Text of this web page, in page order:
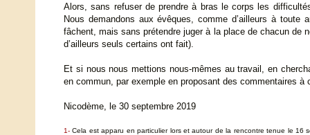
Alors, sans refuser de prendre à bras le corps les
Nous demandons aux évêques, comme d’ailleurs à
fâchent, mais sans prétendre juger à la place de chacun de
d’ailleurs seuls certains ont fait).
Et si nous nous mettions nous-mêmes au travail, en
en commun, par exemple en proposant des commentaires à
Nicodème, le 30 septembre 2019
1-Cela est apparu en particulier lors et autour de la rencontre tenue le 16